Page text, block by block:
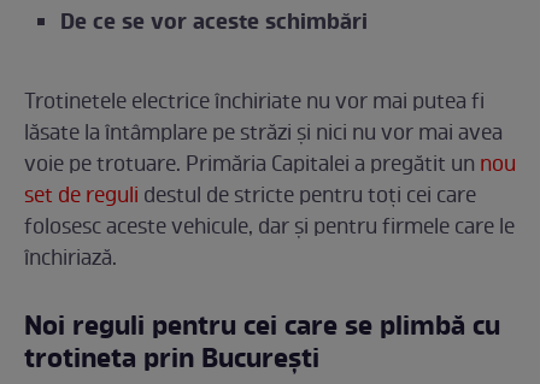
De ce se vor aceste schimbări
Trotinetele electrice închiriate nu vor mai putea fi
lăsate la întâmplare pe străzi și nici nu vor mai avea
voie pe trotuare. Primăria Capitalei a pregătit un nou
set de reguli destul de stricte pentru toți cei care
folosesc aceste vehicule, dar și pentru firmele care le
închiriază.
Noi reguli pentru cei care se plimbă cu
trotineta prin București